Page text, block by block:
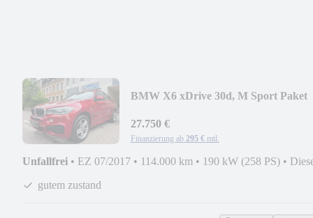
BMW X6 xDrive 30d, M Sport Paket
27.750 €
Finanzierung ab 295 € mtl.
Unfallfrei • EZ 07/2017 • 114.000 km • 190 kW (258 PS) •
gutem zustand